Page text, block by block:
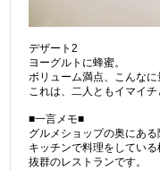
デザート2
ヨーグルトに蜂蜜。
ボリューム満点、こんなに
これは、二人ともイマイ
■一言メモ■
グルメショップの奥にある
キッチンで料理をしてい
抜群のレストランです。